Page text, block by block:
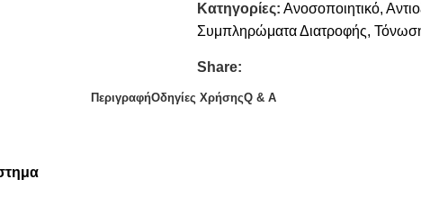
Κατηγορίες: Ανοσοποιητικό,
Συμπληρώματα Διατροφής,
Share:
ΠεριγραφήΟδηγίες ΧρήσηςQ & A